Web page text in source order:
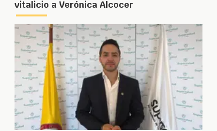
vitalicio a Verónica Alcocer